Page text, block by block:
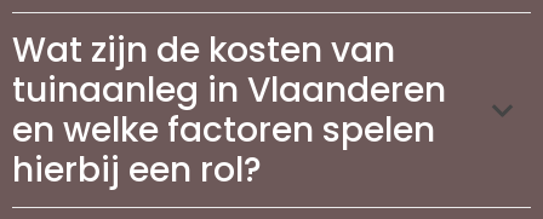
Wat zijn de kosten van
tuinaanleg in Vlaanderen
en welke factoren spelen
hierbij een rol?